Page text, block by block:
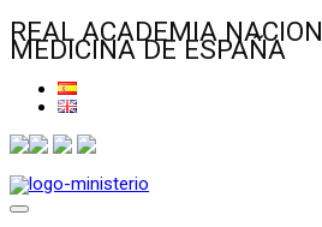
REAL ACADEMIA
MEDICINA DE ESPAÑA